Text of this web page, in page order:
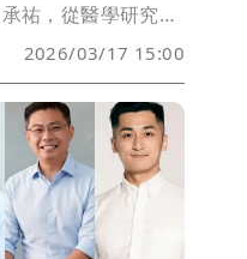
祐，從醫學研究員
機，呂承祐接受
綠對峙常使政黨極
線，讓青年、新住
能被看見。政見方
三箭」，推動人本
安全；爭取廢除娛
吸引青年回流；結
、高產值精緻觀光
2026/03/17 15:00